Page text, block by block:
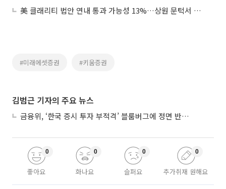
美 클래리티 법안 연내 통과 가능성 13%…상원 문턱서 제동
#미래에셋증권 #키움증권
김범근 기자의 주요 뉴스
금융위, ‘한국 증시 투자 부적격’ 블룸버그에 정면 반박…“근거 불분명”
좋아요
0
화나요
0
슬퍼요
0
추가취재 원해요
0